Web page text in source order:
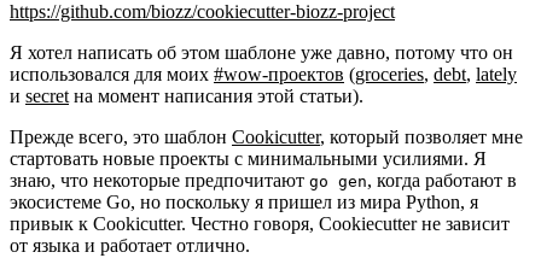
https://github.com/biozz/cookiecutter-biozz-project
Я хотел написать об этом шаблоне уже давно, потому что он
использовался для моих #wow-проектов (groceries, debt, lately
и secret на момент написания этой статьи).
Прежде всего, это шаблон Cookicutter, который позволяет мне
стартовать новые проекты с минимальными усилиями. Я
знаю, что некоторые предпочитают go gen, когда работают в
экосистеме Go, но поскольку я пришел из мира Python, я
привык к Cookicutter. Честно говоря, Cookiecutter не зависит
от языка и работает отлично.